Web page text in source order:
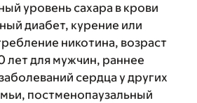
уровень сахара в крови
диабет, курение или
никотина, возраст
лет для мужчин, раннее
сердца у других
постменопаузальный